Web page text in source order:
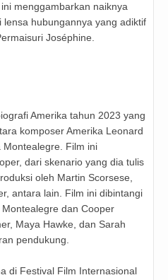
menggambarkan naiknya
hubungannya yang adiktif
Joséphine.
Amerika tahun 2023 yang
komposer Amerika Leonard
Montealegre. Film ini
dari skenario yang dia tulis
oleh Martin Scorsese,
antara lain. Film ini dibintangi
dan Cooper
Maya Hawke, dan Sarah
pendukung.
di Festival Film Internasional